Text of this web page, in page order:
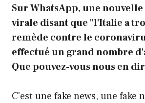
Sur WhatsApp, une nouvelle
virale disant que "l'Italie a
remède contre le
effectué un grand nombre
Que pouvez-vous nous en
C'est une fake news, une fake